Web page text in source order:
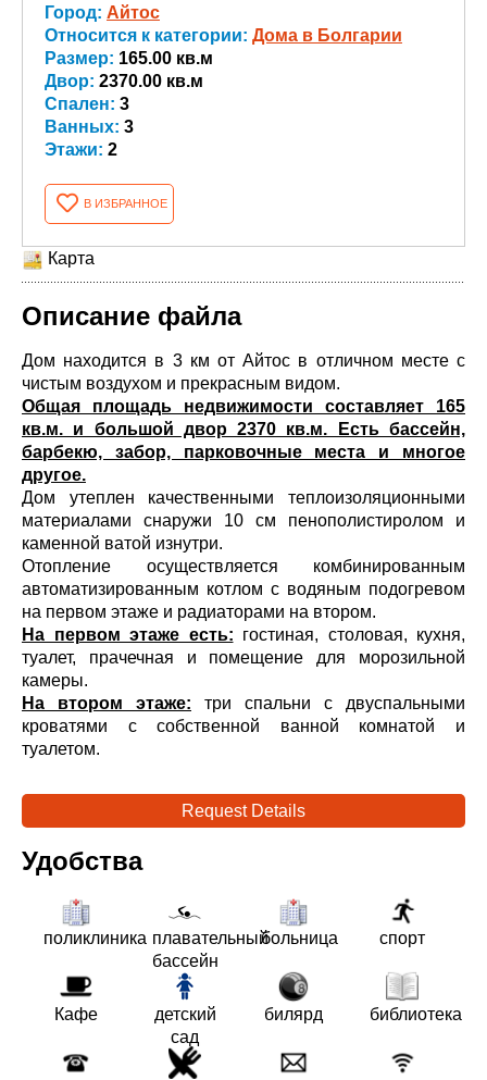
Город: Айтос
Относится к категории: Дома в Болгарии
Размер: 165.00 кв.м
Двор: 2370.00 кв.м
Спален: 3
Ванных: 3
Этажи: 2
В ИЗБРАННОЕ
Карта
Описание файла
Дом находится в 3 км от Айтос в отличном месте с
чистым воздухом и прекрасным видом.
Общая площадь недвижимости составляет 165
кв.м. и большой двор 2370 кв.м. Есть бассейн,
барбекю, забор, парковочные места и многое
другое.
Дом утеплен качественными теплоизоляционными
материалами снаружи 10 см пенополистиролом и
каменной ватой изнутри.
Отопление осуществляется комбинированным
автоматизированным котлом с водяным подогревом
на первом этаже и радиаторами на втором.
На первом этаже есть: гостиная, столовая, кухня,
туалет, прачечная и помещение для морозильной
камеры.
На втором этаже: три спальни с двуспальными
кроватями с собственной ванной комнатой и
туалетом.
Request Details
Удобства
поликлиника плавательный
бассейн
больница спорт
Кафе
детский
сад
билярд библиотека